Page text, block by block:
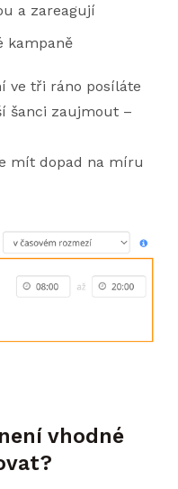
a zareagují
kampaně
ve tři ráno posíláte
šanci zaujmout –
mít dopad na míru
vhodné